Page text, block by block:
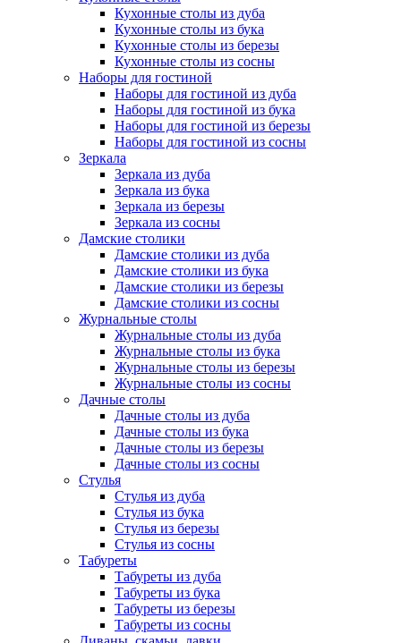
Кухонные столы из дуба
Кухонные столы из бука
Кухонные столы из березы
Кухонные столы из сосны
Наборы для гостиной
Наборы для гостиной из дуба
Наборы для гостиной из бука
Наборы для гостиной из березы
Наборы для гостиной из сосны
Зеркала
Зеркала из дуба
Зеркала из бука
Зеркала из березы
Зеркала из сосны
Дамские столики
Дамские столики из дуба
Дамские столики из бука
Дамские столики из березы
Дамские столики из сосны
Журнальные столы
Журнальные столы из дуба
Журнальные столы из бука
Журнальные столы из березы
Журнальные столы из сосны
Дачные столы
Дачные столы из дуба
Дачные столы из бука
Дачные столы из березы
Дачные столы из сосны
Стулья
Стулья из дуба
Стулья из бука
Стулья из березы
Стулья из сосны
Табуреты
Табуреты из дуба
Табуреты из бука
Табуреты из березы
Табуреты из сосны